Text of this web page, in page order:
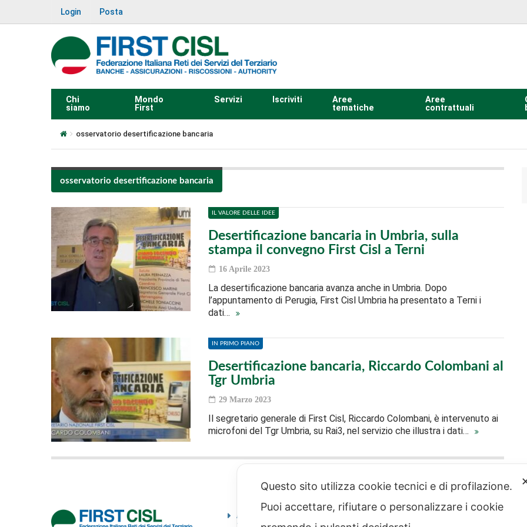
Login Posta
Chi
siamo
Mondo
First
Servizi Iscriviti
Aree
tematiche
Aree
contrattuali
osservatorio desertificazione bancaria
osservatorio desertificazione bancaria
IL VALORE DELLE IDEE
Desertificazione bancaria in Umbria, sulla
stampa il convegno First Cisl a Terni
16 Aprile 2023
La desertificazione bancaria avanza anche in Umbria. Dopo
l’appuntamento di Perugia, First Cisl Umbria ha presentato a Terni i
dati…
IN PRIMO PIANO
Desertificazione bancaria, Riccardo Colombani al
Tgr Umbria
29 Marzo 2023
Il segretario generale di First Cisl, Riccardo Colombani, è intervenuto ai
microfoni del Tgr Umbria, su Rai3, nel servizio che illustra i dati…
Amministrazione
trasparente
Questo sito utilizza cookie tecnici e di profilazione.
Puoi accettare, rifiutare o personalizzare i cookie